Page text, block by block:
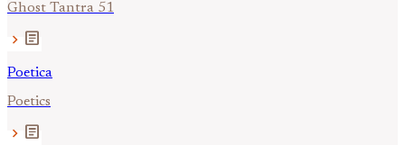
Ghost Tantra 51
chevron_right article
Poetica
Poetics
chevron_right article